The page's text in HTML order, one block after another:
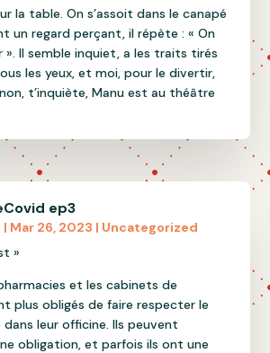
la table. On s’assoit dans le canapé
un regard perçant, il répète : « On
». Il semble inquiet, a les traits tirés
les yeux, et moi, pour le divertir,
non, t’inquiète, Manu est au théâtre
ep3
| Mar 26, 2023 | Uncategorized
»
et les cabinets de
plus obligés de faire respecter le
leur officine. Ils peuvent
obligation, et parfois ils ont une